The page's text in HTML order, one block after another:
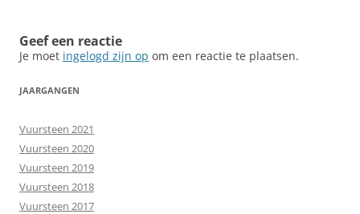
Geef een reactie
Je moet ingelogd zijn op om een reactie te plaatsen.
JAARGANGEN
Vuursteen 2021
Vuursteen 2020
Vuursteen 2019
Vuursteen 2018
Vuursteen 2017